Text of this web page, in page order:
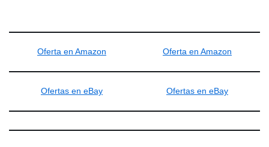
Oferta en Amazon Oferta en Amazon
Ofertas en eBay Ofertas en eBay